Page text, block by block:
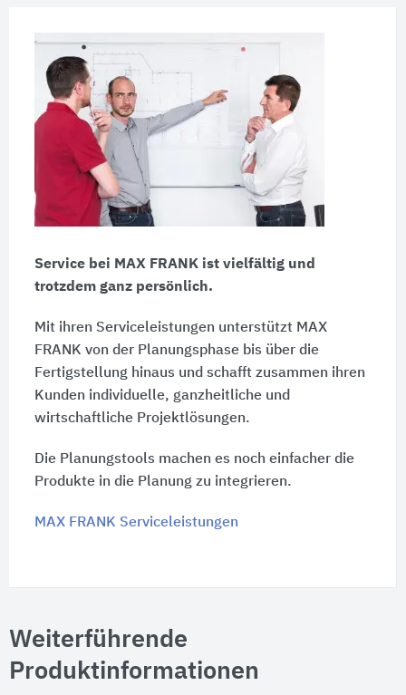
Service bei MAX FRANK ist vielfältig und
trotzdem ganz persönlich.
Mit ihren Serviceleistungen unterstützt MAX
FRANK von der Planungsphase bis über die
Fertigstellung hinaus und schafft zusammen ihren
Kunden individuelle, ganzheitliche und
wirtschaftliche Projektlösungen.
Die Planungstools machen es noch einfacher die
Produkte in die Planung zu integrieren.
MAX FRANK Serviceleistungen
Weiterführende
Produktinformationen